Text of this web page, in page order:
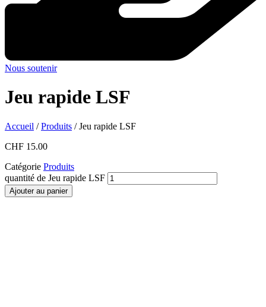
Nous soutenir
Jeu rapide LSF
Accueil /Produits / Jeu rapide LSF
CHF 15.00
Catégorie Produits
quantité de Jeu rapide LSF
Ajouter au panier